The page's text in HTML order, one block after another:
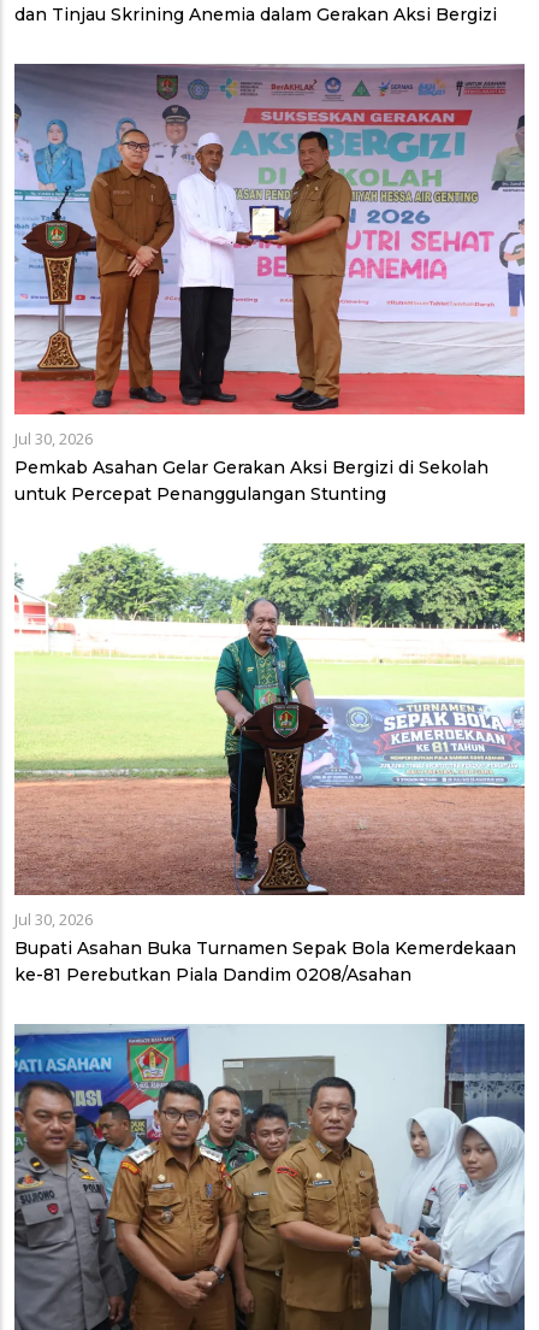
dan Tinjau Skrining Anemia dalam Gerakan Aksi Bergizi
Jul 30, 2026
Pemkab Asahan Gelar Gerakan Aksi Bergizi di Sekolah
untuk Percepat Penanggulangan Stunting
Jul 30, 2026
Bupati Asahan Buka Turnamen Sepak Bola Kemerdekaan
ke-81 Perebutkan Piala Dandim 0208/Asahan